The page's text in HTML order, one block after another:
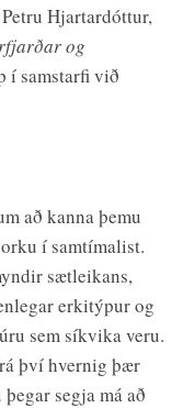
Hjartardóttur,
og
í samstarfi við
að kanna þemu
í samtímalist.
sætleikans,
erkitýpur og
sem síkvika veru.
því hvernig þær
segja má að